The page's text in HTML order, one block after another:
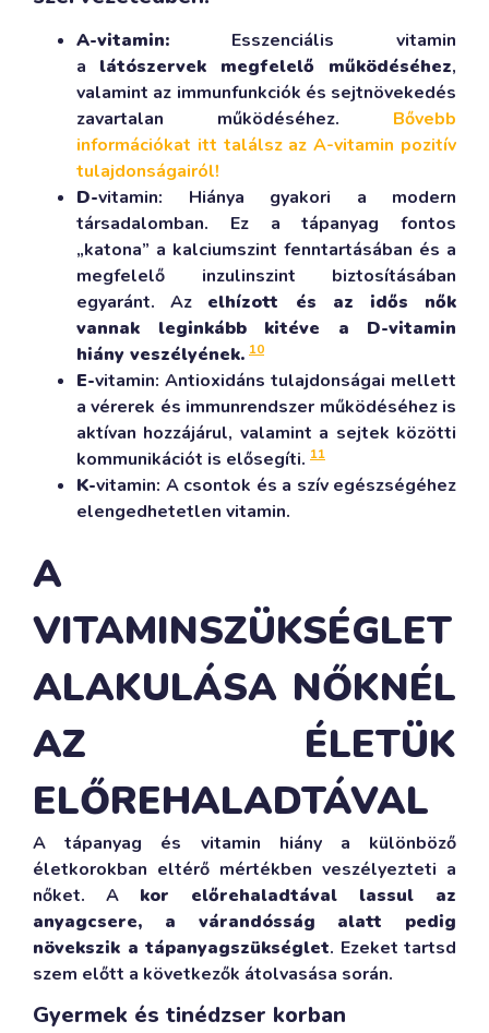
A-vitamin: Esszenciális vitamin
a látószervek megfelelő működéséhez,
valamint az immunfunkciók és sejtnövekedés
zavartalan működéséhez. Bővebb
információkat itt találsz az A-vitamin pozitív
tulajdonságairól!
D-vitamin: Hiánya gyakori a modern
társadalomban. Ez a tápanyag fontos
„katona” a kalciumszint fenntartásában és a
megfelelő inzulinszint biztosításában
egyaránt. Az elhízott és az idős nők
vannak leginkább kitéve a D-vitamin
hiány veszélyének. 10
E-vitamin: Antioxidáns tulajdonságai mellett
a vérerek és immunrendszer működéséhez is
aktívan hozzájárul, valamint a sejtek közötti
kommunikációt is elősegíti. 11
K-vitamin: A csontok és a szív egészségéhez
elengedhetetlen vitamin.
A
VITAMINSZÜKSÉGLET
ALAKULÁSA NŐKNÉL
AZ ÉLETÜK
ELŐREHALADTÁVAL
A tápanyag és vitamin hiány a különböző
életkorokban eltérő mértékben veszélyezteti a
nőket. A kor előrehaladtával lassul az
anyagcsere, a várandósság alatt pedig
növekszik a tápanyagszükséglet. Ezeket tartsd
szem előtt a következők átolvasása során.
Gyermek és tinédzser korban